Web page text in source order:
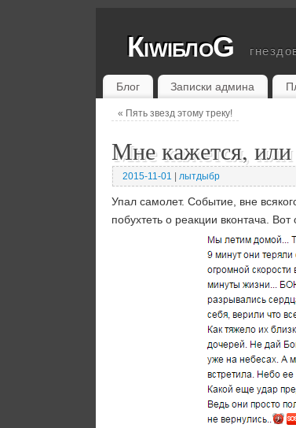
КiwiблоG
Блог Записки админа
« Пять звезд этому треку!
Мне кажется, или
2015-11-01 | лытдыбр
Упал самолет. Событие, вне
побухтеть о реакции вконтача. Вот